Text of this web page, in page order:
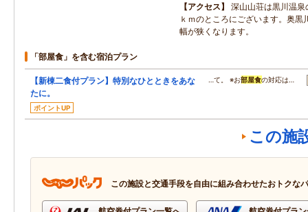
アクセス
深山山荘は黒川温
ｋｍのところにございます。奥黒
幅が狭くなります。
「部屋食」を含む宿泊プラン
【新棟二食付プラン】特別なひとときをあな
たに。
ポイントUP
…て。 ※お部屋食の対応は…
この施
この施設と交通手段を自由に組み合わせたおトクな